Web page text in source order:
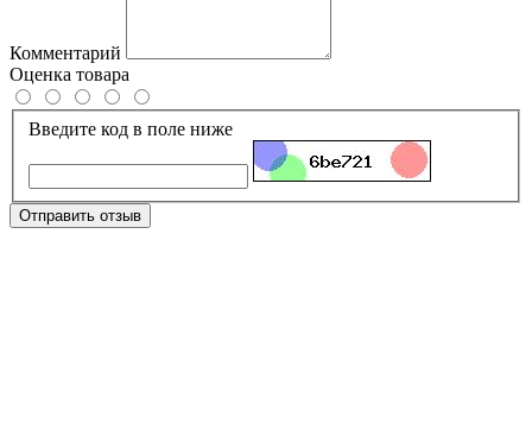
Комментарий
Оценка товара
Введите код в поле ниже
Отправить отзыв